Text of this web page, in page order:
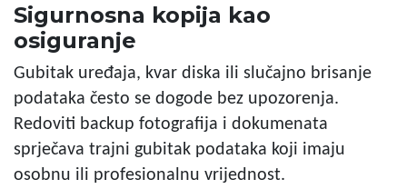
Sigurnosna kopija kao
osiguranje
Gubitak uređaja, kvar diska ili slučajno brisanje
podataka često se dogode bez upozorenja.
Redoviti backup fotografija i dokumenata
sprječava trajni gubitak podataka koji imaju
osobnu ili profesionalnu vrijednost.